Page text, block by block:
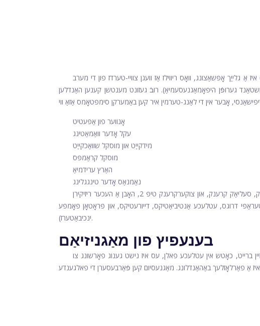
גלייַך אָפּשאַצונג, וואָס ריווילז אַז וועגן צוויי-טערדז פון די מערב
גערופֿן היפּאָמאַגנעסעמיאַ). רובֿ געזונט מענטשן קענען האַנדלען
אָנווער פון אַפּעטיט
עקל אָדער וואַמאַטינג
מידקייַט און מוסקל שוואַכקייַט
מוסקל קראַמפּס
האַרץ ערידמיאַ
נאַמנאַס אָדער טינגגלינג
מענטשן מיט געוויסע געזונט באדינגונגען, ווי קראָהן ס קרענק, סעליאַק קרענק, און צוקערקרענק טיפּ 2, האָבן אַ העכער ריזיקירן
דרוגס, עטלעכע אַנטיביאַטיקס, דייורעטיקס, און פּראָטאָן פּאָמפּע
ינכיבאַטערז).
בענעפיץ פון מאַגניזיאַם
ברייט, כאָטש אין עטלעכע פאלן, עס איז נישט גענוג פאָרשונג צו